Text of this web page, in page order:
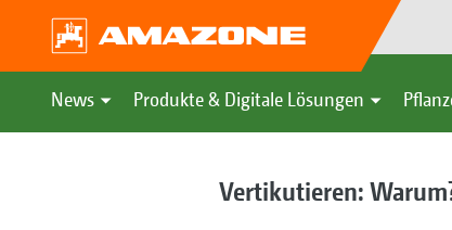
News Produkte & Digitale Lösungen
Vertikutieren: